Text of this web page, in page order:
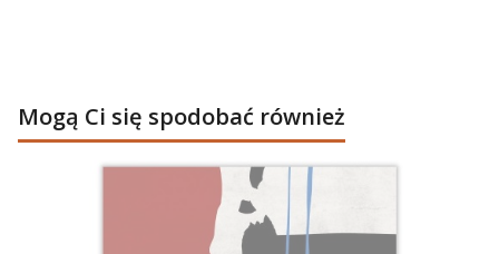
Mogą Ci się spodobać również